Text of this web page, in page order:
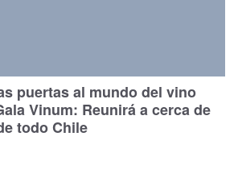
puertas al mundo del vino
Vinum: Reunirá a cerca de
todo Chile